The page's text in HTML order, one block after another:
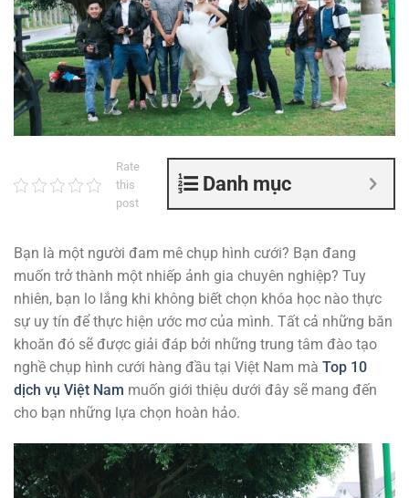
Danh mục
Rate
this
post
Bạn là một người đam mê chụp hình cưới? Bạn đang
muốn trở thành một nhiếp ảnh gia chuyên nghiệp? Tuy
nhiên, bạn lo lắng khi không biết chọn khóa học nào thực
sự uy tín để thực hiện ước mơ của mình. Tất cả những băn
khoăn đó sẽ được giải đáp bởi những trung tâm đào tạo
nghề chụp hình cưới hàng đầu tại Việt Nam mà Top 10
dịch vụ Việt Nam muốn giới thiệu dưới đây sẽ mang đến
cho bạn những lựa chọn hoàn hảo.